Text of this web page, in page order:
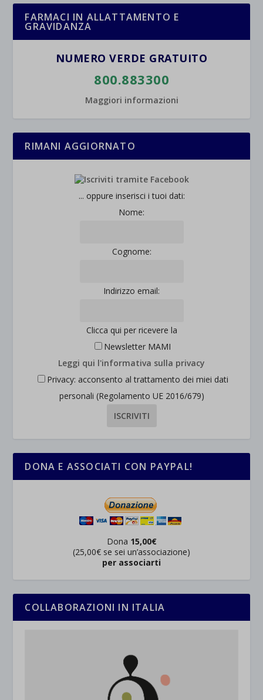
FARMACI IN ALLATTAMENTO E
GRAVIDANZA
NUMERO VERDE GRATUITO
800.883300
Maggiori informazioni
RIMANI AGGIORNATO
... oppure inserisci i tuoi dati:
Nome:
Cognome:
Indirizzo email:
Clicca qui per ricevere la
Newsletter MAMI
Leggi qui l'informativa sulla privacy
Privacy: acconsento al trattamento dei miei dati
personali (Regolamento UE 2016/679)
DONA E ASSOCIATI CON PAYPAL!
Dona 15,00€
(25,00€ se sei un’associazione)
per associarti
COLLABORAZIONI IN ITALIA